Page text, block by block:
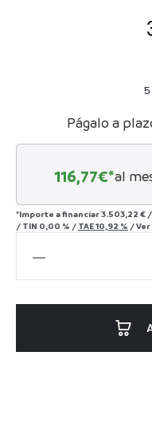
Págalo a
116,77€*al
*Importe a financiar3.503,22 € /
/ TIN 0,00 % / TAE10,92 % /Ver